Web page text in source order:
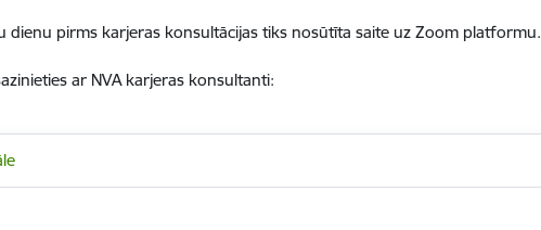
dienu pirms karjeras konsultācijas tiks nosūtīta saite uz Zoom platformu.
ar NVA karjeras konsultanti: